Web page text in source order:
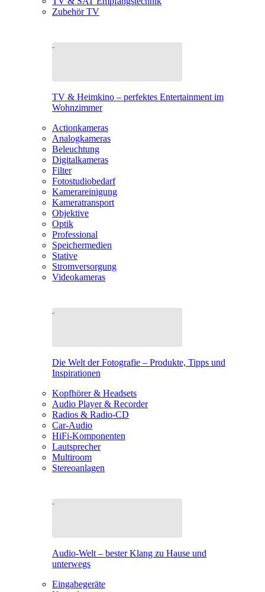
Zubehör TV
TV & Heimkino – perfektes Entertainment im
Wohnzimmer
Actionkameras
Analogkameras
Beleuchtung
Digitalkameras
Filter
Fotostudiobedarf
Kamerareinigung
Kameratransport
Objektive
Optik
Professional
Speichermedien
Stative
Stromversorgung
Videokameras
Die Welt der Fotografie – Produkte, Tipps und
Inspirationen
Kopfhörer & Headsets
Audio Player & Recorder
Radios & Radio-CD
Car-Audio
HiFi-Komponenten
Lautsprecher
Multiroom
Stereoanlagen
Audio-Welt – bester Klang zu Hause und
unterwegs
Eingabegeräte